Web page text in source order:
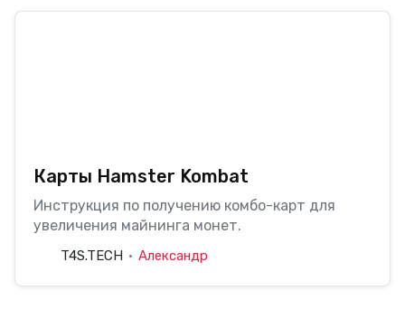
Карты Hamster Kombat
Инструкция по получению комбо-карт для
увеличения майнинга монет.
T4S.TECH Александр